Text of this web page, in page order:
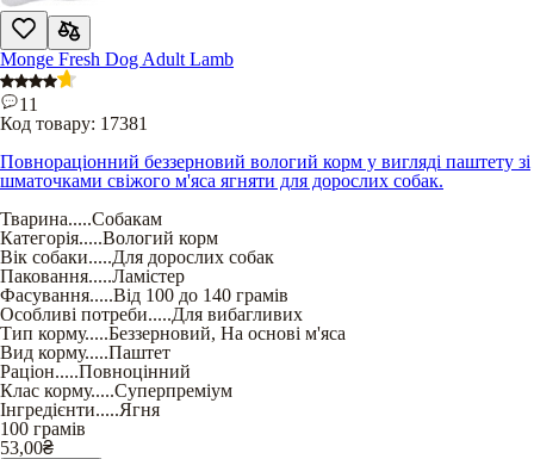
Monge Fresh Dog Adult Lamb
11
Код товару: 17381
Повнораціонний беззерновий вологий корм у вигляді паштету зі
шматочками свіжого м'яса ягняти для дорослих собак.
Тварина.....Собакам
Категорія.....Вологий корм
Вік собаки.....Для дорослих собак
Паковання.....Ламістер
Фасування.....Від 100 до 140 грамів
Особливі потреби.....Для вибагливих
Тип корму.....Беззерновий, На основі м'яса
Вид корму.....Паштет
Раціон.....Повноцінний
Клас корму.....Суперпреміум
Інгредієнти.....Ягня
100 грамів
53,00₴